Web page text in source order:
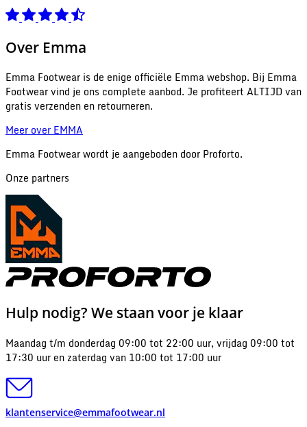
Over Emma
Emma Footwear is de enige officiële Emma webshop. Bij Emma
Footwear vind je ons complete aanbod. Je profiteert ALTIJD van
gratis verzenden en retourneren.
Meer over EMMA
Emma Footwear wordt je aangeboden door Proforto.
Onze partners
Hulp nodig? We staan voor je klaar
Maandag t/m donderdag 09:00 tot 22:00 uur, vrijdag 09:00 tot
17:30 uur en zaterdag van 10:00 tot 17:00 uur
klantenservice@emmafootwear.nl